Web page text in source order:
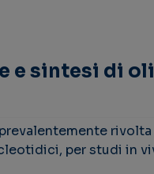
e sintesi di
per studi in